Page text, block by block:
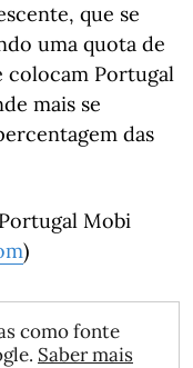
que se
uma quota de
colocam Portugal
mais se
das
Mobi
)
como fonte
Saber mais